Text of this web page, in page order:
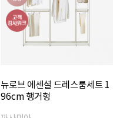
뉴로브 에센셜 드레스룸세트 1
96cm 행거형